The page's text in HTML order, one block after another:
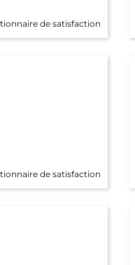
de satisfaction
de satisfaction